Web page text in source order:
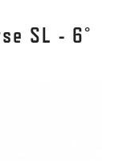
SL - 6°